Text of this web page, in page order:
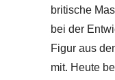
britische
bei der
Figur aus
mit. Heute